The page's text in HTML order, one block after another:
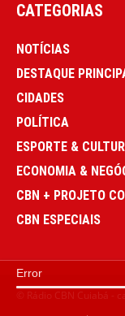
Error
CATEGORIAS
NOTÍCIAS
DESTAQUE
CIDADES
POLÍTICA
ESPORTE &
ECONOMIA &
CBN + PROJETO
CBN ESPECIAIS
© Rádio CBN Cuiabá -